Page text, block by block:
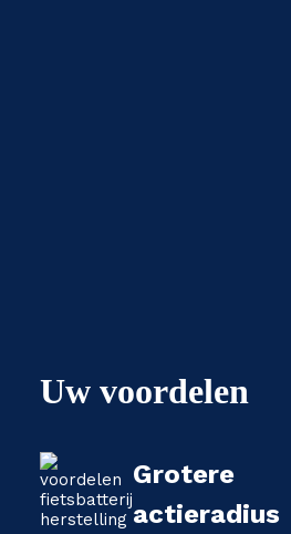
Uw voordelen
Grotere
actieradius